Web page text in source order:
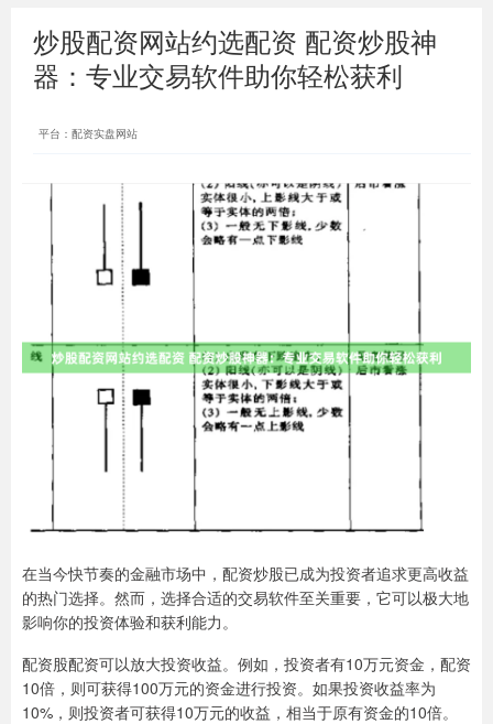
炒股配资网站约选配资 配资炒股神
器：专业交易软件助你轻松获利
平台：配资实盘网站
在当今快节奏的金融市场中，配资炒股已成为投资者追求更高收益
的热门选择。然而，选择合适的交易软件至关重要，它可以极大地
影响你的投资体验和获利能力。
配资股配资可以放大投资收益。例如，投资者有10万元资金，配资
10倍，则可获得100万元的资金进行投资。如果投资收益率为
10%，则投资者可获得10万元的收益，相当于原有资金的10倍。